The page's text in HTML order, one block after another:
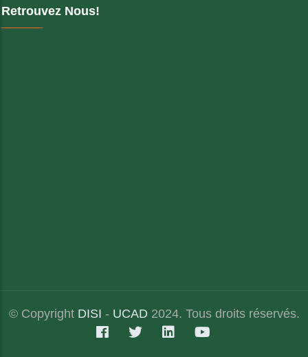
Retrouvez Nous!
© Copyright DISI - UCAD 2024. Tous droits réservés.